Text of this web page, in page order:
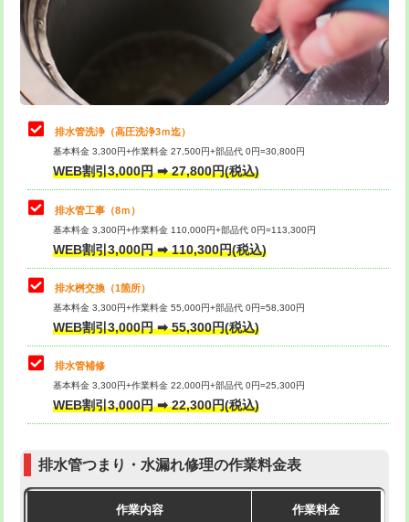
排水管工事（土の掘削・埋め戻し作
業）
11,000円~
排水管工事（排水管工事/3ｍまで） 55,000円
排水管工事（追加 排水管工事/3ｍ超
え）
マス交換（土の掘削・埋め戻し作業）
マス交換（深さ50㎝未満）
マス交換（深さ50㎝以上） 66,000円
コンクリート斫り（厚さ10㎝まで）
コンクリート斫り（厚さ10㎝超え）
モルタル補修（厚さ10㎝まで）
モルタル補修（厚さ10㎝超え）
追加人工 16,500円
現場見積
桝清掃 8,800円
止水・漏水調査・防水処理・清掃・修
理・調整・分解・加工など（軽作業）
11,000円
止水・漏水調査・防水処理・清掃・修
理・調整・分解・加工など（中作業）
22,000円
止水・漏水調査・防水処理・清掃・修
理・調整・分解・加工など（重作業）
33,000円
その他部品の脱着
交換・取付（タンク） 22,000円+材料費
交換・取付(単水栓（壁付・デッキ
式）)
交換・取付(混合水栓（壁付・デッキ
式・ワンホール）)
16,500円+材料費
交換・取付(排水栓・排水トラップ
交換・取付（その他部品） 11,000円+材料費
持込商品取付（単水栓） 13,200円
排水管洗浄（高圧洗浄3ｍ迄）
基本料金 3,300円+作業料金 27,500円+部品代 0円=30,800円
WEB割引3,000円 ➡ 27,800円(税込)
排水管工事（8ｍ）
基本料金 3,300円+作業料金 110,000円+部品代 0円=113,300円
WEB割引3,000円 ➡ 110,300円(税込)
排水桝交換（1箇所）
基本料金 3,300円+作業料金 55,000円+部品代 0円=58,300円
WEB割引3,000円 ➡ 55,300円(税込)
排水管補修
基本料金 3,300円+作業料金 22,000円+部品代 0円=25,300円
WEB割引3,000円 ➡ 22,300円(税込)
排水管つまり・水漏れ修理の作業料金表
作業内容 作業料金